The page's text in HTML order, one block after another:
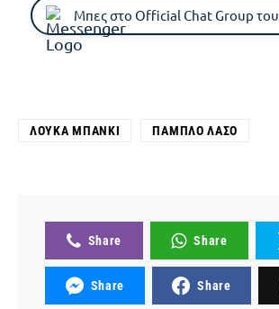
Μπες στο Official Chat Group του
ΛΟΎΚΑ ΜΠΆΝΚΙ ΠΆΜΠΛΟ ΛΆΣΟ
Share Share
Share Share